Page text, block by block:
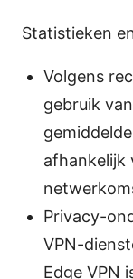
Statistieken
Volgens
gebruik
afhankelijk
Privacy-
VPN-
Edge VPN